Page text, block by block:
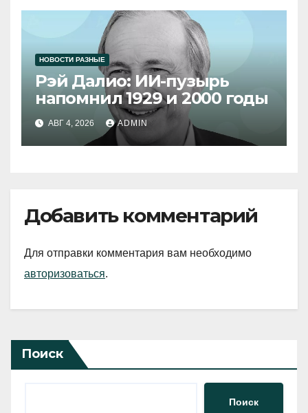
НОВОСТИ РАЗНЫЕ
Рэй Далио: ИИ-пузырь
напомнил 1929 и 2000 годы
АВГ 4, 2026 ADMIN
Добавить комментарий
Для отправки комментария вам необходимо
авторизоваться.
Поиск
Поиск